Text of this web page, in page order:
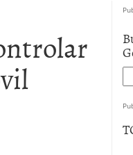
cuenta online
enero 26, 2026